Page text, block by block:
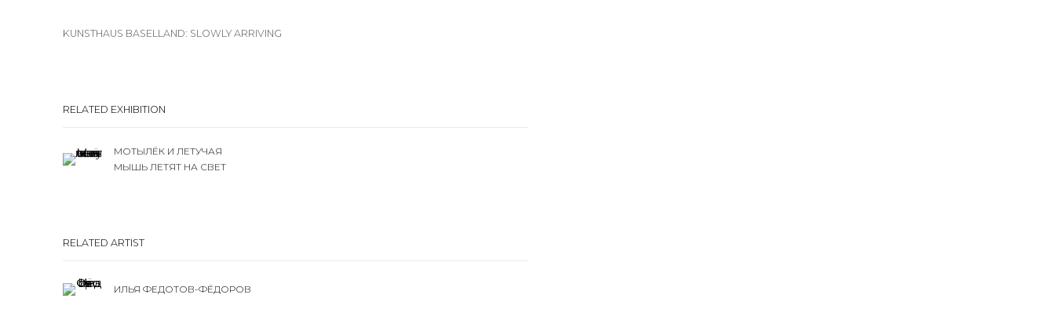
KUNSTHAUS BASELLAND: SLOWLY ARRIVING
RELATED EXHIBITION
МОТЫЛЁК И ЛЕТУЧАЯ
МЫШЬ ЛЕТЯТ НА СВЕТ
RELATED ARTIST
ИЛЬЯ ФЕДОТОВ-ФЁДОРОВ